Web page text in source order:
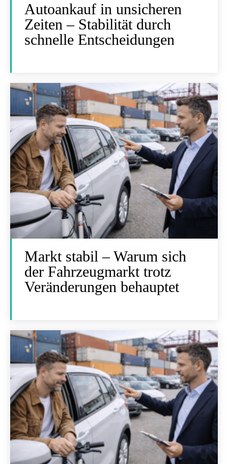
Autoankauf in unsicheren
Zeiten – Stabilität durch
schnelle Entscheidungen
Markt stabil – Warum sich
der Fahrzeugmarkt trotz
Veränderungen behauptet